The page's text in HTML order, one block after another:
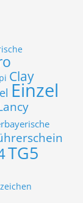
Clay
Einzel
TG5